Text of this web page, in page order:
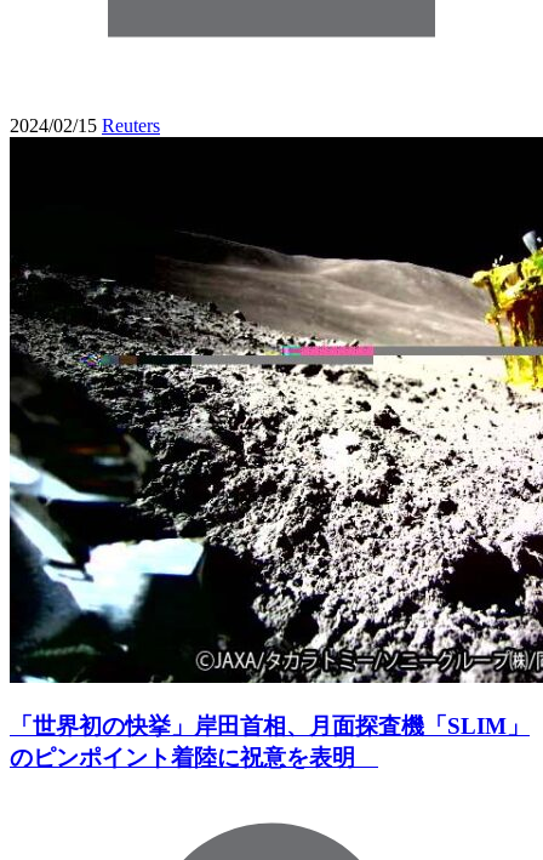
2024/02/15 Reuters
「世界初の快挙」岸田首相、月面探査機「SLIM」
のピンポイント着陸に祝意を表明